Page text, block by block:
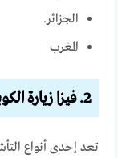
الجزائر.
المغرب
2. فيزا زيارة الكويت
تعد إحدى أنواع